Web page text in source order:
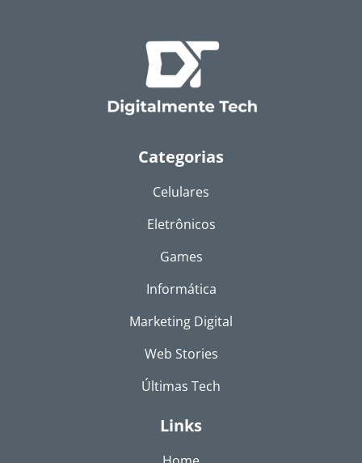
Categorias
Celulares
Eletrônicos
Games
Informática
Marketing Digital
Web Stories
Últimas Tech
Links